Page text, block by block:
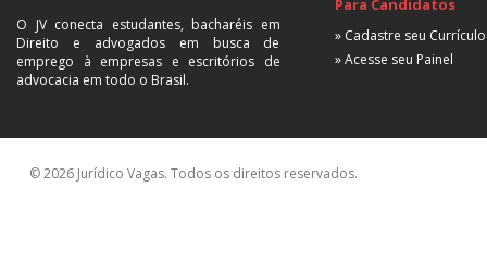
O JV conecta estudantes, bacharéis em
Direito e advogados em busca de
emprego à empresas e escritórios de
advocacia em todo o Brasil.
Para Candidatos
» Cadastre seu Currículo
» Acesse seu Painel
© 2026 Jurídico Vagas. Todos os direitos reservados.